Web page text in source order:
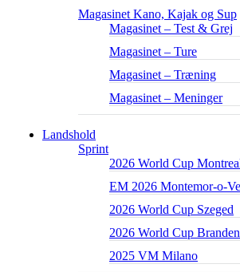
Magasinet Kano, Kajak og Sup
Magasinet – Test & Grej
Magasinet – Ture
Magasinet – Træning
Magasinet – Meninger
Landshold
Sprint
2026 World Cup
EM 2026 Montemor-o-
2026 World Cup Szeged
2026 World Cup
2025 VM Milano